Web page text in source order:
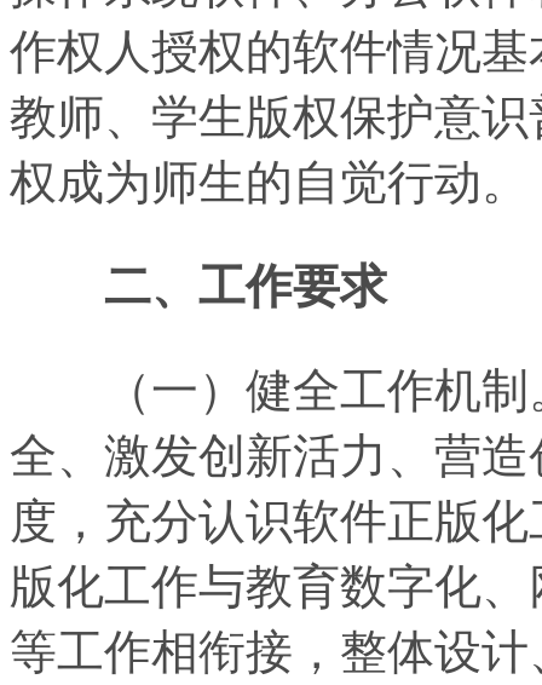
作权人授权的软件情况
教师、学生版权保护意
权成为师生的自觉行动。
二、工作要求
（一）健全工作机制
全、激发创新活力、营
度，充分认识软件正版
版化工作与教育数字化
等工作相衔接，整体设